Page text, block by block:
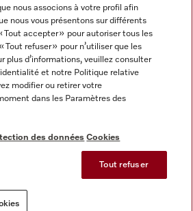
numeriques
nous associons à votre profil afin
nous vous présentons sur différents
Tout accepter » pour autoriser tous les
Tout refuser » pour n’utiliser que les
plus d’informations, veuillez consulter
et notre Politique relative
modifier ou retirer votre
dans les Paramètres des
des données Cookies
Tout refuser